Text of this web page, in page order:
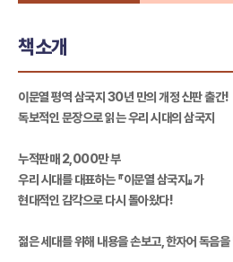
책소개
이문열 평역 삼국지 30년 만의 개정 신판 출간!
독보적인 문장으로 읽는 우리 시대의 삼국지
누적판매 2,000만 부
우리 시대를 대표하는 『이문열 삼국지』가
현대적인 감각으로 다시 돌아왔다!
젊은 세대를 위해 내용을 손보고, 한자어 독음을